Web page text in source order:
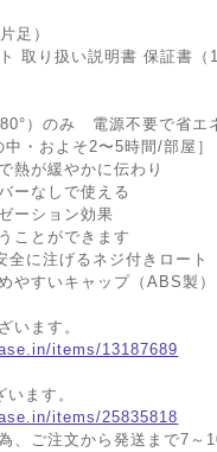
足）
取り扱い説明書 保証書（1
）のみ 電源不要で省エ
・およそ2〜5時間/部屋］
熱が緩やかに伝わり
ーなしで使える
ーション効果
ことができます
全に注げるネジ付きロート
やすいキャップ（ABS製）
います。
items/13187689
ます。
items/25835818
、ご注文から発送まで7～